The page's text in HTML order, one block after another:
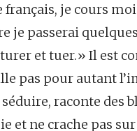
je cours
je passerai
et tuer.» Il est
pas pour autant
raconte des
et ne crache pas